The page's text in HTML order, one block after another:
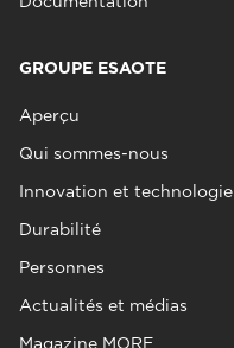
GROUPE ESAOTE
Aperçu
Qui sommes-nous
Innovation et technologie
Durabilité
Personnes
Actualités et médias
Magazine MORE